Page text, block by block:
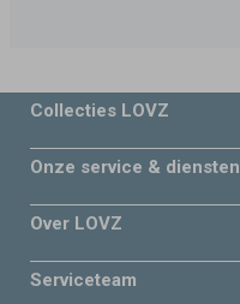
Collecties LOVZ
Onze service & diensten
Over LOVZ
Serviceteam